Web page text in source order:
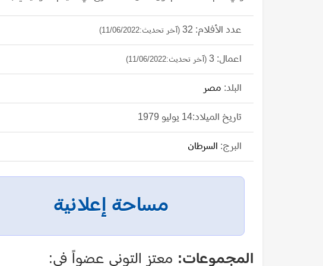
عدد الأفلام: 32 (آخر تحديث:11/06/2022)
اعمال: 3 (آخر تحديث:11/06/2022)
البلد: مصر
تاريخ الميلاد:14 يوليو 1979
البرج: السرطان
مساحة إعلانية
المجموعات: معتز التوني عضواً في: